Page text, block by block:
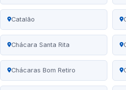
Catalão
Chácara Santa Rita
Chácaras Bom Retiro